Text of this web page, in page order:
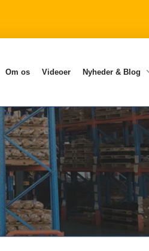
Om os Videoer Nyheder & Blog